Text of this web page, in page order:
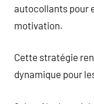
autocollants pour
motivation.
Cette stratégie
dynamique pour